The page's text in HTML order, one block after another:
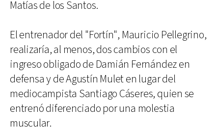
Matías de los Santos.
El entrenador del "Fortín", Mauricio Pellegrino,
realizaría, al menos, dos cambios con el
ingreso obligado de Damián Fernández en
defensa y de Agustín Mulet en lugar del
mediocampista Santiago Cáseres, quien se
entrenó diferenciado por una molestia
muscular.